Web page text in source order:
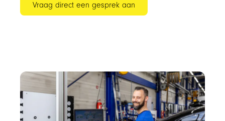
Vraag direct een gesprek aan